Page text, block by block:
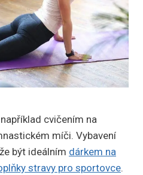
cvičením na
míči. Vybavení
být ideálním dárkem na
stravy pro sportovce.